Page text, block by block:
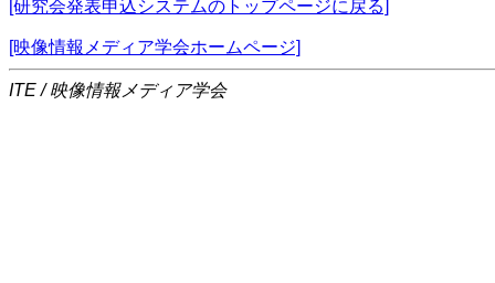
[研究会発表申込システムのトップページに戻る]
[映像情報メディア学会ホームページ]
ITE / 映像情報メディア学会